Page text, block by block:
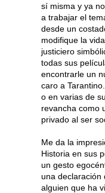
sí misma y ya
a trabajar el
desde un
modifique la
justiciero
todas sus
encontrarle un
caro a
o en varias de
revancha como
privado al ser
Me da la
Historia en sus
un gesto
una declaración
alguien que ha